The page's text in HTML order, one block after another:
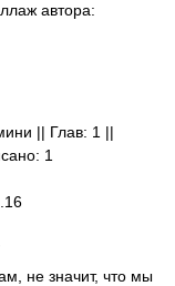
автора:
|| Глав: 1 ||
1
не значит, что мы